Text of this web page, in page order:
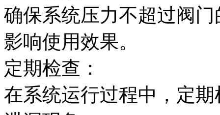
确保系统压力不超过阀
影响使用效果。
定期检查：
在系统运行过程中，定